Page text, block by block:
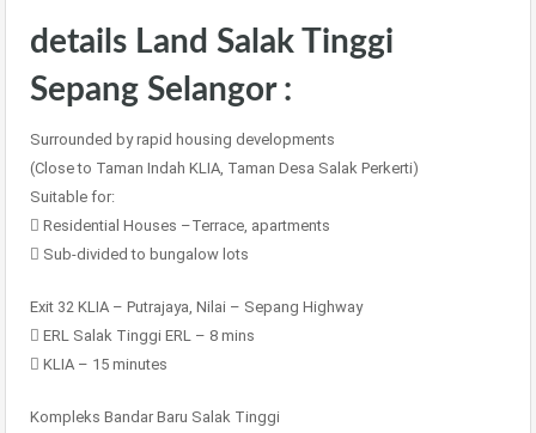
details Land Salak Tinggi
Sepang Selangor :
Surrounded by rapid housing developments
(Close to Taman Indah KLIA, Taman Desa Salak Perkerti)
Suitable for:
 Residential Houses –Terrace, apartments
 Sub-divided to bungalow lots
Exit 32 KLIA – Putrajaya, Nilai – Sepang Highway
 ERL Salak Tinggi ERL – 8 mins
 KLIA – 15 minutes
Kompleks Bandar Baru Salak Tinggi